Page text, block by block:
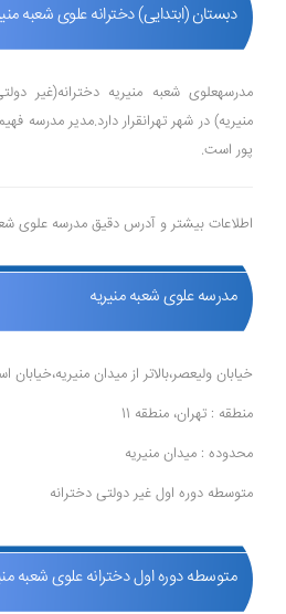
دبستان (ابتدایی) دخترانه علوی شعبه
منیریه) در شهر تهرانقرار دارد.مدیر مدرسه
پور است.
اطلاعات بیشتر و آدرس دقیق مدرسه علوی
مدرسه علوی شعبه منیریه
خیابان ولیعصر،بالاتر از میدان منیریه،خیابان
منطقه : تهران، منطقه 11
محدوده : میدان منیریه
متوسطه دوره اول غیر دولتی دخترانه
متوسطه دوره اول دخترانه علوی شعبه